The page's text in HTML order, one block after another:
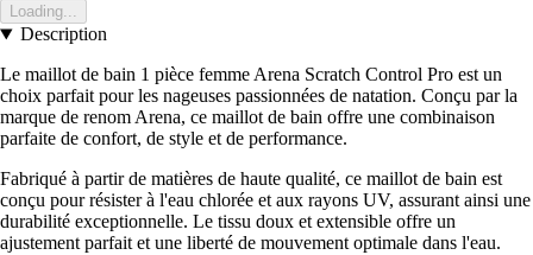
Loading...
Description
Le maillot de bain 1 pièce femme Arena Scratch Control Pro est un
choix parfait pour les nageuses passionnées de natation. Conçu par la
marque de renom Arena, ce maillot de bain offre une combinaison
parfaite de confort, de style et de performance.
Fabriqué à partir de matières de haute qualité, ce maillot de bain est
conçu pour résister à l'eau chlorée et aux rayons UV, assurant ainsi une
durabilité exceptionnelle. Le tissu doux et extensible offre un
ajustement parfait et une liberté de mouvement optimale dans l'eau.